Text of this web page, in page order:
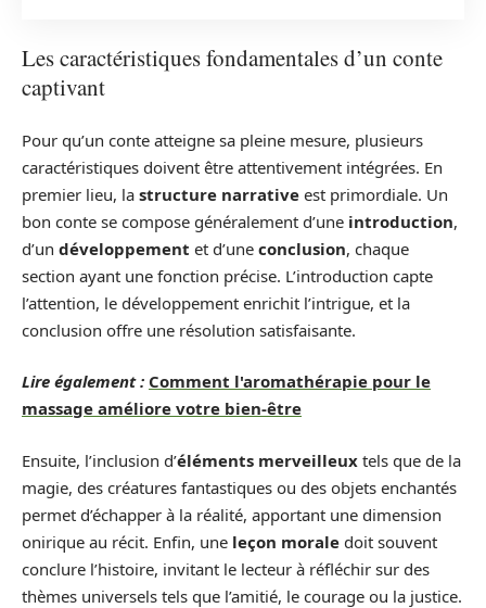
Les caractéristiques fondamentales d’un conte
captivant
Pour qu’un conte atteigne sa pleine mesure, plusieurs
caractéristiques doivent être attentivement intégrées. En
premier lieu, la structure narrative est primordiale. Un
bon conte se compose généralement d’une introduction,
d’un développement et d’une conclusion, chaque
section ayant une fonction précise. L’introduction capte
l’attention, le développement enrichit l’intrigue, et la
conclusion offre une résolution satisfaisante.
Lire également : Comment l'aromathérapie pour le
massage améliore votre bien-être
Ensuite, l’inclusion d’éléments merveilleux tels que de la
magie, des créatures fantastiques ou des objets enchantés
permet d’échapper à la réalité, apportant une dimension
onirique au récit. Enfin, une leçon morale doit souvent
conclure l’histoire, invitant le lecteur à réfléchir sur des
thèmes universels tels que l’amitié, le courage ou la justice.